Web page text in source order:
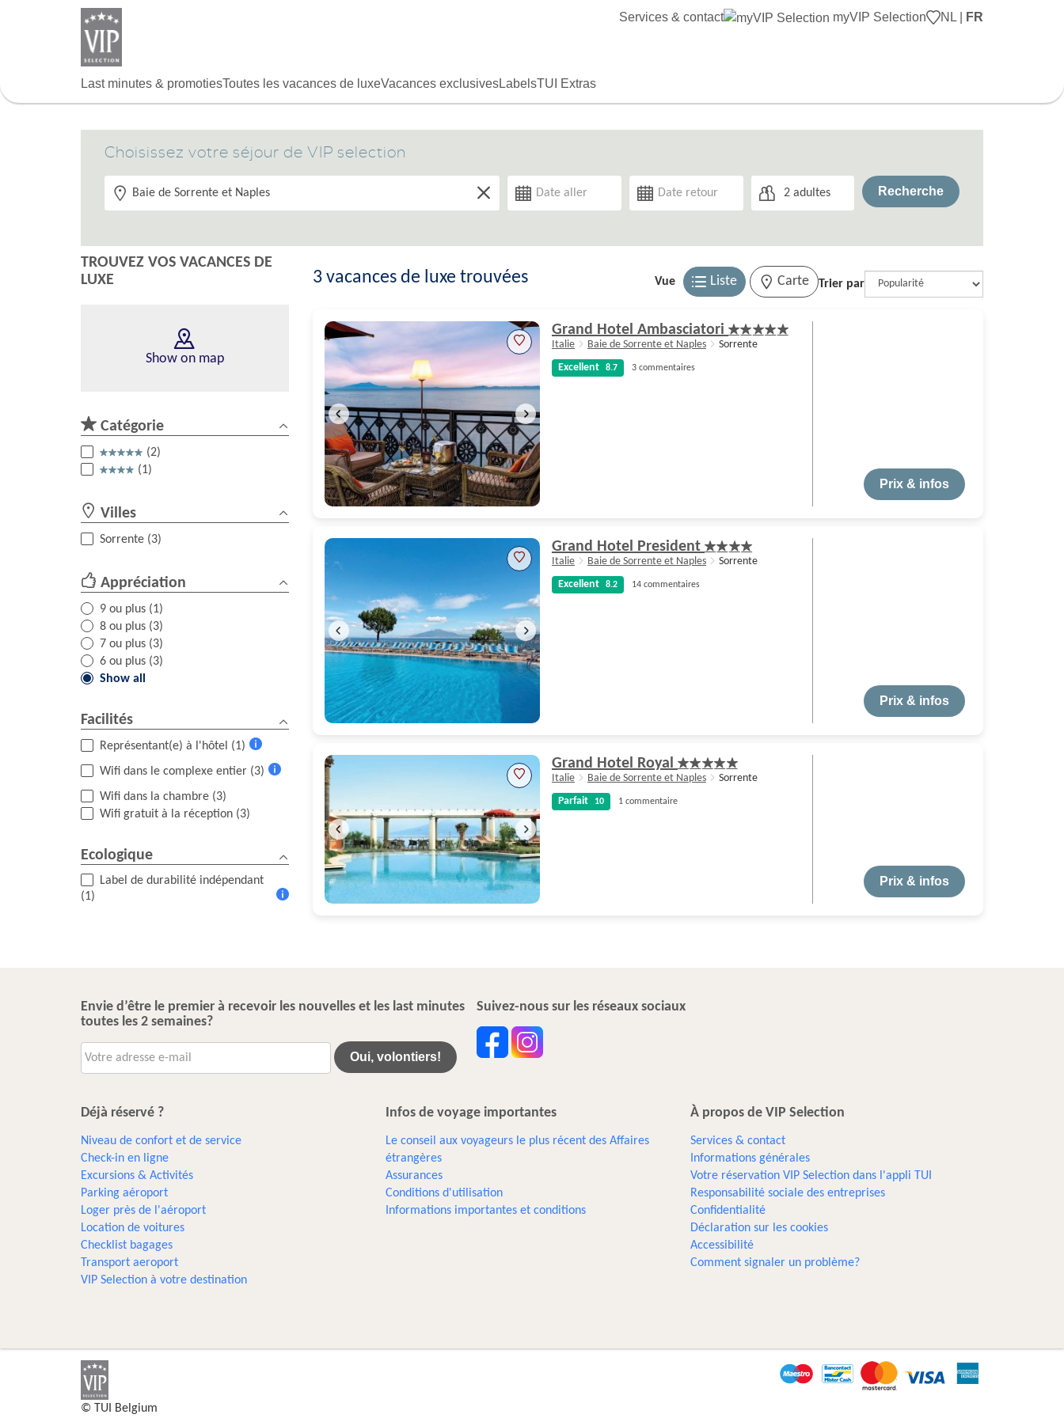
Last minutes & promotiesToutes les vacances de luxeVacances exclusivesLabelsTUI Extras
Services & contact myVIP Selection NL FR
Choisissez votre séjour de VIP selection
Où
voulez-
Du Au Voyageurs
2 adultes Recherche
TROUVEZ VOS VACANCES DE
LUXE
Show on map
Catégorie
(2)
(1)
Villes
Sorrente (3)
Appréciation
9 ou plus (1)
8 ou plus (3)
7 ou plus (3)
6 ou plus (3)
Show all
Facilités
Représentant(e) à l'hôtel (1)
d'informations
Wifi dans le complexe entier (3)
d'informations
Wifi dans la chambre (3)
Wifi gratuit à la réception (3)
Ecologique
Label de durabilité indépendant
(1)
3vacances de luxe trouvées Vue Liste Carte Trier par
Grand Hotel Ambasciatori
Italie Baie de Sorrente et Naples
Sorrente
Excellent
8.7 3 commentaires
Prix & infos
Grand Hotel President
Italie Baie de Sorrente et Naples
Sorrente
Excellent
8.2 14 commentaires
Prix & infos
Grand Hotel Royal
Italie Baie de Sorrente et Naples
Sorrente
Parfait
10 1 commentaire
Prix & infos
Envie d’être le premier à recevoir les nouvelles et les last minutes
toutes les 2 semaines?
Oui, volontiers!
Suivez-nous sur les réseaux sociaux
Déjà réservé ?
Niveau de confort et de service
Check-in en ligne
Excursions & Activités​
Parking aéroport
Loger près de l'aéroport
Location de voitures
Checklist bagages
Transport aeroport
VIP Selection à votre destination
Infos de voyage importantes
Le conseil aux voyageurs le plus récent des Affaires
étrangères
Assurances
Conditions d'utilisation
Informations importantes et conditions
À propos de VIP Selection
Services & contact
Informations générales
Votre réservation VIP Selection dans l'appli TUI
Responsabilité sociale des entreprises
Confidentialité
Déclaration sur les cookies
Accessibilité
Comment signaler un problème?
© TUI Belgium